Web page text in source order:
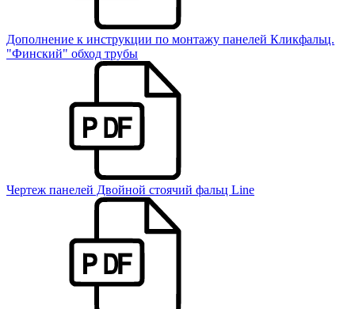
Дополнение к инструкции по монтажу панелей Кликфальц.
"Финский" обход трубы
Чертеж панелей Двойной стоячий фальц Line